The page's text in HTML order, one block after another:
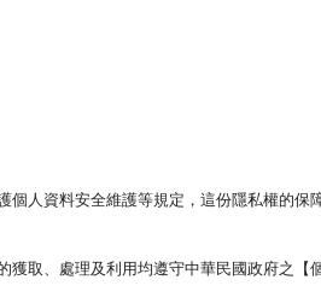
個人資料安全維護等規定，這份隱私權的
獲取、處理及利用均遵守中華民國政府之